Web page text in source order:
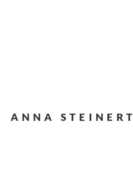
ANNA STEINERT